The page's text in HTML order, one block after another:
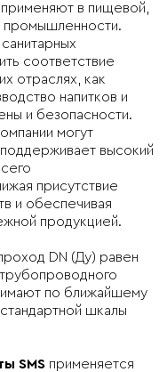
применяют в пищевой,
промышленности.
соответствие
отраслях, как
напитков и
и безопасности.
могут
поддерживает высокий
присутствие
и обеспечивая
продукцией.
DN (Ду) равен
по ближайшему
шкалы
SMS применяется